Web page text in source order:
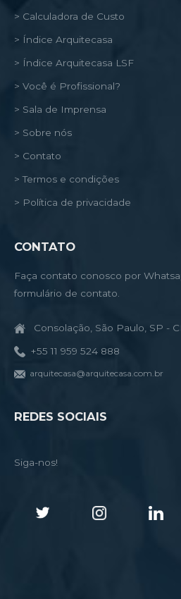
> Calculadora de Custo
> Índice Arquitecasa
> Índice Arquitecasa LSF
> Você é Profissional?
> Sala de Imprensa
> Sobre nós
> Contato
> Termos e condições
> Política de privacidade
CONTATO
Faça contato conosco por
formulário de contato.
Consolação, São Paulo, SP -
+55 11 959 524 888
arquitecasa@arquitecasa.com.br
REDES SOCIAIS
Siga-nos!